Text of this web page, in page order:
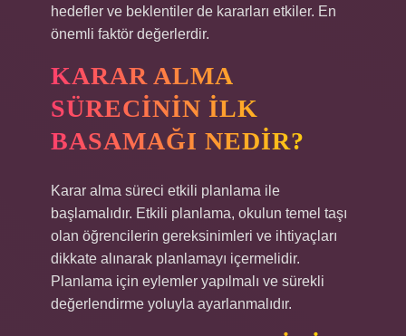
hedefler ve beklentiler de kararları etkiler. En
önemli faktör değerlerdir.
KARAR ALMA
SÜRECININ ILK
BASAMAĞI NEDIR?
Karar alma süreci etkili planlama ile
başlamalıdır. Etkili planlama, okulun temel taşı
olan öğrencilerin gereksinimleri ve ihtiyaçları
dikkate alınarak planlamayı içermelidir.
Planlama için eylemler yapılmalı ve sürekli
değerlendirme yoluyla ayarlanmalıdır.